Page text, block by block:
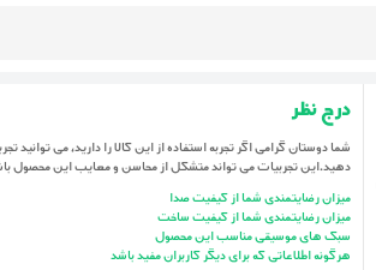
درج نظر
شما دوستان گرامی اگر تجربه استفاده از این کالا را دارید، می توانید
دهید.این تجربیات می تواند متشکل از محاسن و معایب این محصول
میزان رضایتمندی شما از کیفیت صدا
میزان رضایتمندی شما از کیفیت ساخت
سبک های موسیقی مناسب این محصول
هرگونه اطلاعاتی که برای دیگر کاربران مفید باشد